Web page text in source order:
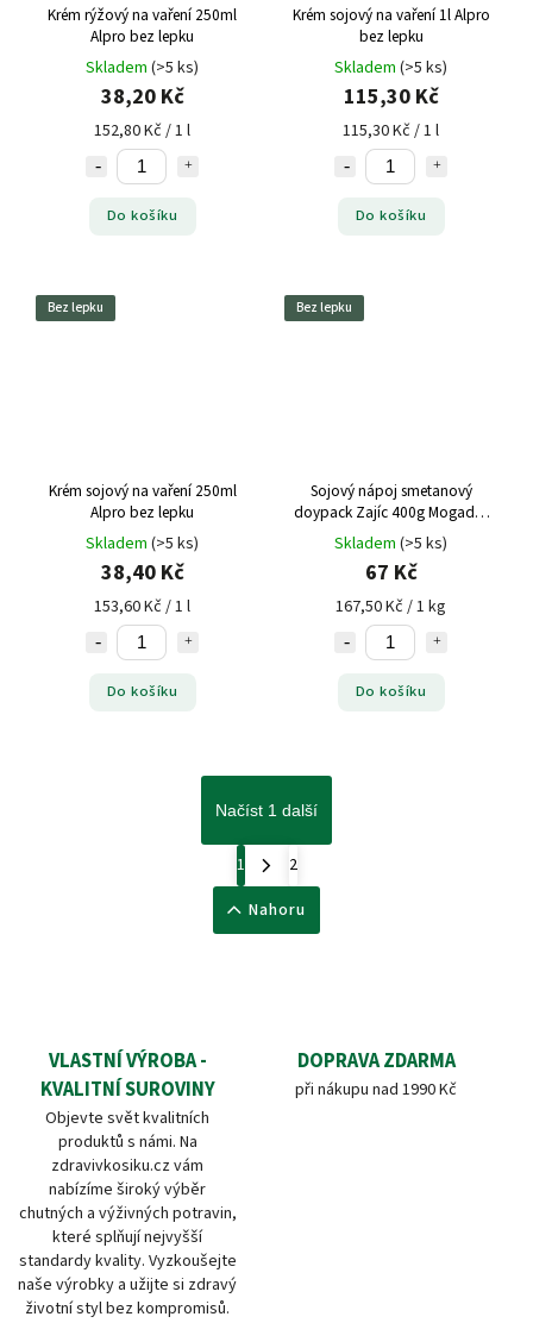
Krém rýžový na vaření 250ml
Alpro bez lepku
Skladem (>5 ks)
38,20 Kč
152,80 Kč / 1 l
Do košíku
Krém sojový na vaření 1l Alpro
bez lepku
Skladem (>5 ks)
115,30 Kč
115,30 Kč / 1 l
Do košíku
Bez lepku
Krém sojový na vaření 250ml
Alpro bez lepku
Skladem (>5 ks)
38,40 Kč
153,60 Kč / 1 l
Do košíku
Bez lepku
Sojový nápoj smetanový
doypack Zajíc 400g Mogador
bez lepku
Skladem (>5 ks)
67 Kč
167,50 Kč / 1 kg
Do košíku
Načíst 1 další
1
2
Nahoru
VLASTNÍ VÝROBA -
KVALITNÍ SUROVINY
Objevte svět kvalitních
produktů s námi. Na
zdravivkosiku.cz vám
nabízíme široký výběr
chutných a výživných potravin,
které splňují nejvyšší
standardy kvality. Vyzkoušejte
naše výrobky a užijte si zdravý
životní styl bez kompromisů.
DOPRAVA ZDARMA
při nákupu nad 1990 Kč